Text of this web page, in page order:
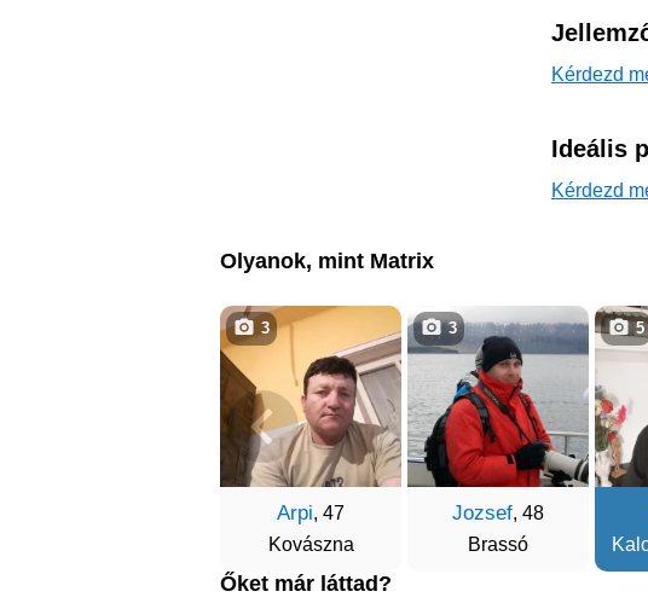
Kérdezd
Ideális
Kérdezd
Olyanok, mint Matrix
Arpi, 47
Kovászna
3
Jozsef, 48
Brassó
3 5
Őket már láttad?